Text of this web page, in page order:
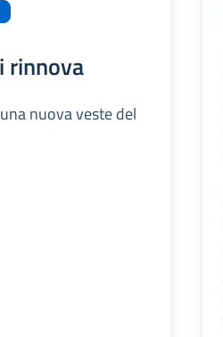
rinnova
nuova veste del